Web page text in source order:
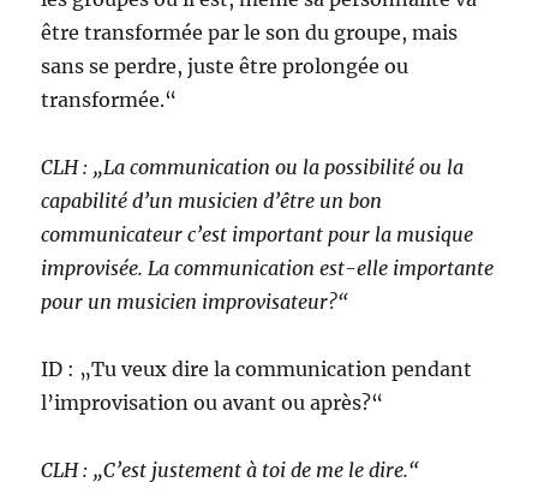
être transformée par le son du groupe, mais
sans se perdre, juste être prolongée ou
transformée.“
CLH : „La communication ou la possibilité ou la
capabilité d’un musicien d’être un bon
communicateur c’est important pour la musique
improvisée. La communication est-elle importante
pour un musicien improvisateur?“
ID : „Tu veux dire la communication pendant
l’improvisation ou avant ou après?“
CLH : „C’est justement à toi de me le dire.“